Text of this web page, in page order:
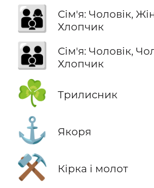
👨‍👩‍👦
Сім'я: Чоловік,
Хлопчик
👨‍👨‍👦
Сім'я: Чоловік,
Хлопчик
☘️ Трилисник
⚓ Якоря
⚒️ Кірка і молот